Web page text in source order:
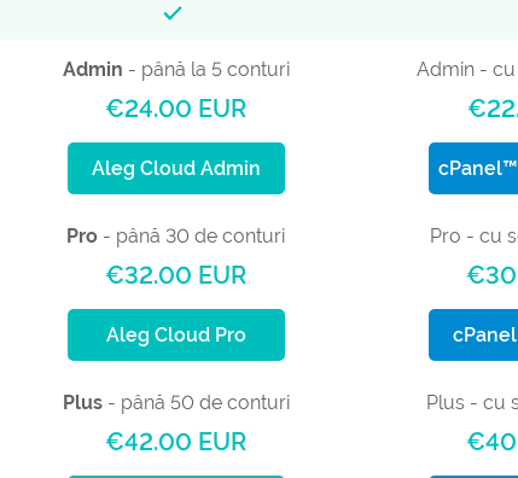
Admin - până la 5 conturi
€24.00 EUR
Aleg Cloud Admin
Admin -
cPanel™
Pro - până 30 de conturi
€32.00 EUR
Aleg Cloud Pro
Pro - cu
Plus- până 50 de conturi
€42.00 EUR
Plus - cu